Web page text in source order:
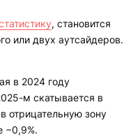
, становится
или двух аутсайдеров.
в 2024 году
м скатывается в
отрицательную зону
−0,9%.